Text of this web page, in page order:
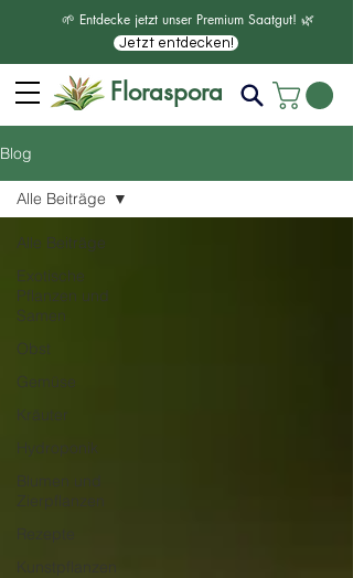
🌱 Entdecke jetzt unser Premium Saatgut! 🌿
Jetzt entdecken!
Floraspora
Blog
Alle Beiträge
Exotische
Pflanzen und
Samen
Obst
Gemüse
Kräuter
Hydroponik
Blumen und
Zierpflanzen
Rezepte
Kunstpflanzen
Alle Beiträge